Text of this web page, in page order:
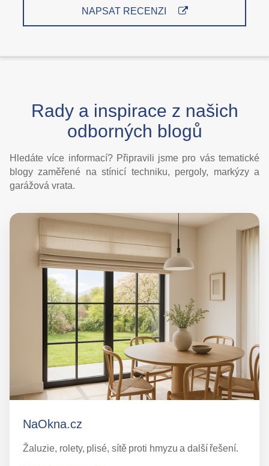
NAPSAT RECENZI
Rady a inspirace z našich
odborných blogů
Hledáte více informací? Připravili jsme pro vás tematické
blogy zaměřené na stínicí techniku, pergoly, markýzy a
garážová vrata.
NaOkna.cz
Žaluzie, rolety, plisé, sítě proti hmyzu a další řešení.